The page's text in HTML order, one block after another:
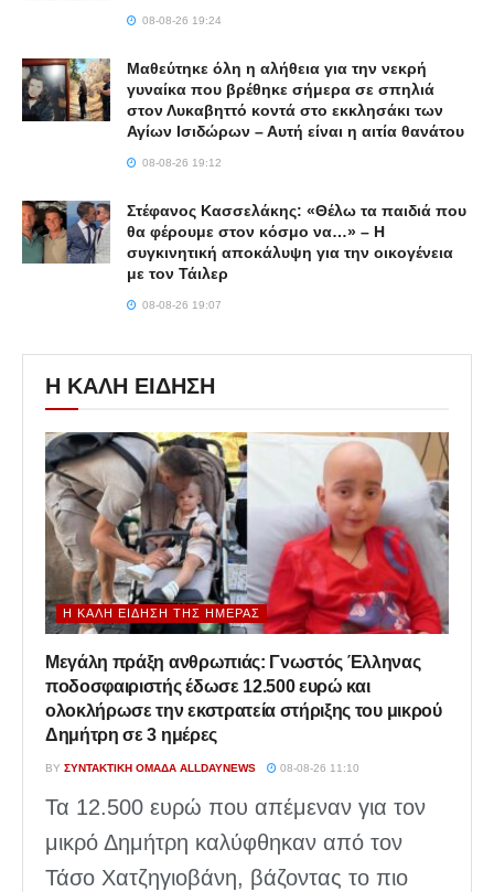
08-08-26 19:24
Μαθεύτηκε όλη η αλήθεια για την νεκρή
γυναίκα που βρέθηκε σήμερα σε σπηλιά
στον Λυκαβηττό κοντά στο εκκλησάκι των
Αγίων Ισιδώρων – Αυτή είναι η αιτία θανάτου
08-08-26 19:12
Στέφανος Κασσελάκης: «Θέλω τα παιδιά που
θα φέρουμε στον κόσμο να…» – Η
συγκινητική αποκάλυψη για την οικογένεια
με τον Τάιλερ
08-08-26 19:07
Η ΚΑΛΗ ΕΙΔΗΣΗ
Η ΚΑΛΉ ΕΊΔΗΣΗ ΤΗΣ ΗΜΈΡΑΣ
Μεγάλη πράξη ανθρωπιάς: Γνωστός Έλληνας
ποδοσφαιριστής έδωσε 12.500 ευρώ και
ολοκλήρωσε την εκστρατεία στήριξης του μικρού
Δημήτρη σε 3 ημέρες
BY ΣΥΝΤΑΚΤΙΚΉ ΟΜΆΔΑ ALLDAYNEWS 08-08-26 11:10
Τα 12.500 ευρώ που απέμεναν για τον
μικρό Δημήτρη καλύφθηκαν από τον
Τάσο Χατζηγιοβάνη, βάζοντας το πιο